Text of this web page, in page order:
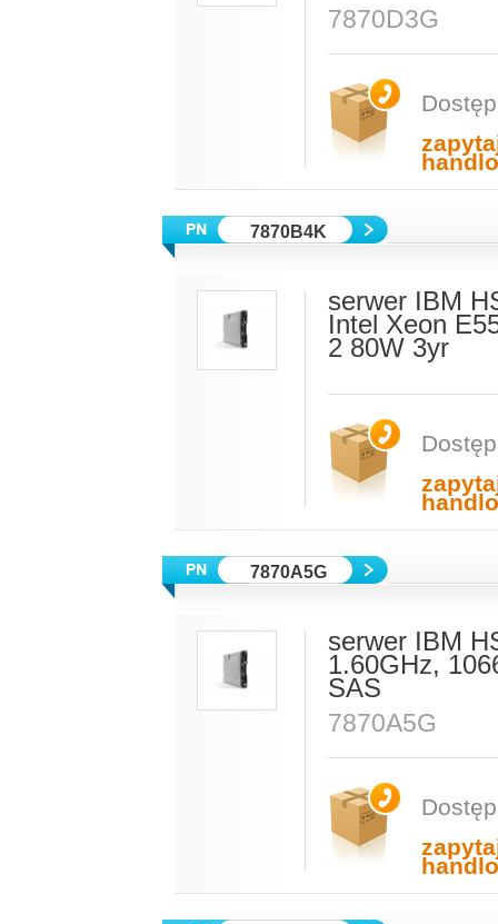
7870D3G
7870B4K
serwer IBM
Intel Xeon
2 80W 3yr
7870A5G
serwer IBM
1.60GHz,
SAS
7870A5G